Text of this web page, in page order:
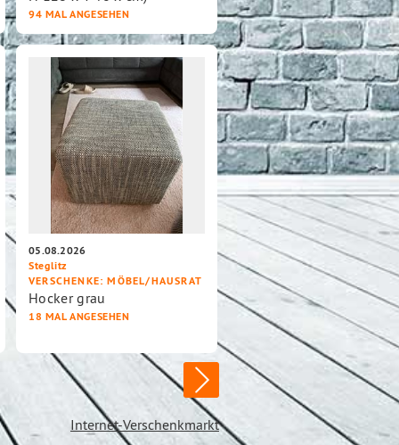
94 MAL ANGESEHEN
05.08.2026
Steglitz
VERSCHENKE: MÖBEL/HAUSRAT
Hocker grau
18 MAL ANGESEHEN
Internet-Verschenkmarkt